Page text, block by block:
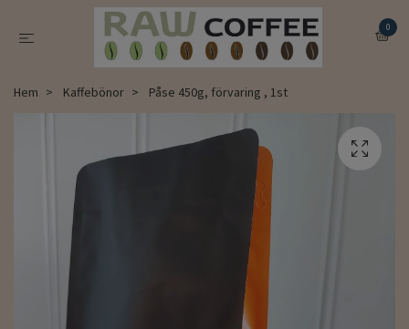
0
Hem Kaffebönor Påse 450g, förvaring , 1st